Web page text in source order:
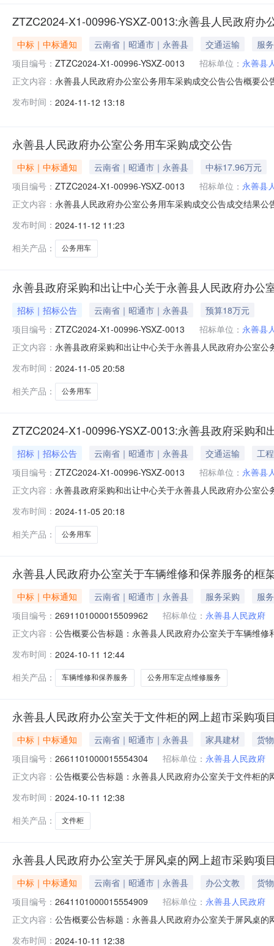
ZTZC2024-X1-00996-YSXZ-0013:永善县人民政府办
中标｜中标通知 云南省｜昭通市｜永善县 交通运输
服务
项目编号： ZTZC2024-X1-00996-YSXZ-0013 招标单位： 永善县
正文内容： 永善县人民政府办公室公务用车采购成交公告公告概要
目联系电话0870-3186919采购单位永善县人民政府办公
发布时间： 2024-11-12 13:18
永善县人民政府办公室公务用车采购成交公告
中标｜中标通知 云南省｜昭通市｜永善县
中标17.96万元
项目编号： ZTZC2024-X1-00996-YSXZ-0013 招标单位： 永善县
正文内容： 永善县人民政府办公室公务用车采购成交公告成交结果
17.96评标方式：最低评标(审)价法评审报价(万元)：
发布时间： 2024-11-12 11:23
相关产品：
公务用车
永善县政府采购和出让中心关于永善县人民政府办公
招标｜招标公告 云南省｜昭通市｜永善县
预算18万元
项目编号： ZTZC2024-X1-00996-YSXZ-0013 招标单位： 永善县
正文内容： 永善县政府采购和出让中心关于永善县人民政府办公室
县人民政府办公室公务用车采购采购方式：询价预算金
发布时间： 2024-11-05 20:58
相关产品：
公务用车
ZTZC2024-X1-00996-YSXZ-0013:永善县政府采购
招标｜招标公告 云南省｜昭通市｜永善县 交通运输
工程
项目编号： ZTZC2024-X1-00996-YSXZ-0013 招标单位： 永善县
正文内容： 永善县政府采购和出让中心关于永善县人民政府办公室
算金额￥18万元（人民币）联系人及联系方式：项目联
发布时间： 2024-11-05 20:18
相关产品：
公务用车
永善县人民政府办公室关于车辆维修和保养服务的框
中标｜中标通知 云南省｜昭通市｜永善县 服务采购
服务
项目编号： 2691101000015509962 招标单位： 永善县人民政府
正文内容： 公告概要公告标题：永善县人民政府办公室关于车辆维
车辆维修和保养服务的框架协议采购项目项目编号：
发布时间： 2024-10-11 12:44
相关产品：
车辆维修和保养服务 公务用车定点维修服务
永善县人民政府办公室关于文件柜的网上超市采购项
中标｜中标通知 云南省｜昭通市｜永善县 家具建材
货物
项目编号： 2661101000015554304 招标单位： 永善县人民政府
正文内容： 公告概要公告标题：永善县人民政府办公室关于文件柜
项目编号：2661101000015554304项目联系人：赵成
发布时间： 2024-10-11 12:38
相关产品：
文件柜
永善县人民政府办公室关于屏风桌的网上超市采购项
中标｜中标通知 云南省｜昭通市｜永善县 办公文教
货物
项目编号： 2641101000015554909 招标单位： 永善县人民政府
正文内容： 公告概要公告标题：永善县人民政府办公室关于屏风桌
发布时间： 2024-10-11 12:38